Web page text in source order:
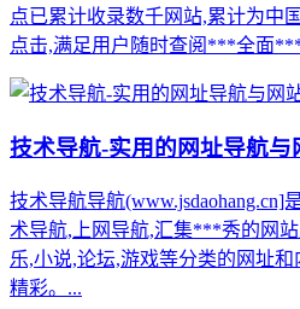
点已累计收录数千网站,累计为中
点击,满足用户随时查阅***全面
技术导航-实用的网址导航与
技术导航导航
术导航,上网导航,汇集***秀的网
乐,小说,论坛,游戏等分类的网址
精彩。...